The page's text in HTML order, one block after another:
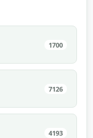
1700
7126
4193